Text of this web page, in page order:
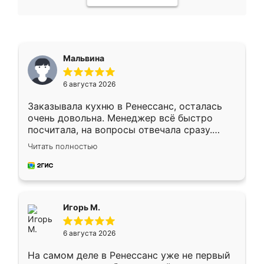
Мальвина
6 августа 2026
Заказывала кухню в Ренессанс, осталась
очень довольна. Менеджер всё быстро
посчитала, на вопросы отвечала сразу.
Замерщик приехал в субботу, подошёл к
делу со всей ответственностью. Собрали
за день, ребята работали аккуратно, даже
Читать полностью
Игорь М.
6 августа 2026
На самом деле в Ренессанс уже не первый